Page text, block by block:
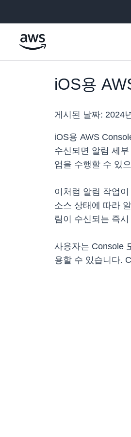
iOS용
게시된 날짜: 2024
iOS용 AWS
수신되면 알림 세
업을 수행할 수 있
이처럼 알림 작업
소스 상태에 따라
림이 수신되는 즉
사용자는 Console
용할 수 있습니다.